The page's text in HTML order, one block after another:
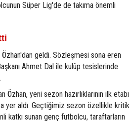
Süper Lig'de de takıma önemli
geldi. Sözleşmesi sona eren
Ahmet Dal ile kulüp tesislerinde
yeni sezon hazırlıklarının ilk etabı
yer aldı. Geçtiğimiz sezon özellikle kritik
katkı sunan genç futbolcu, taraftarların